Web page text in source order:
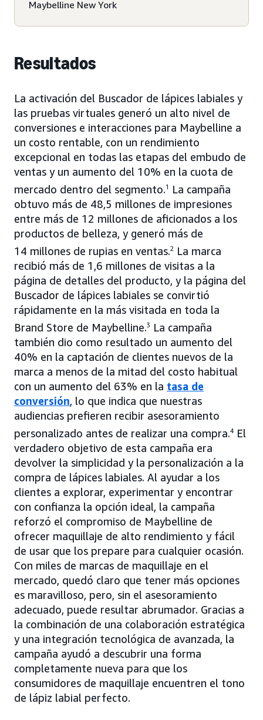
Maybelline New York
Resultados
La activación del Buscador de lápices labiales y
las pruebas virtuales generó un alto nivel de
conversiones e interacciones para Maybelline a
un costo rentable, con un rendimiento
excepcional en todas las etapas del embudo de
ventas y un aumento del 10% en la cuota de
mercado dentro del segmento.1
La campaña
obtuvo más de 48,5 millones de impresiones
entre más de 12 millones de aficionados a los
productos de belleza, y generó más de
14 millones de rupias en ventas.2
La marca
recibió más de 1,6 millones de visitas a la
página de detalles del producto, y la página del
Buscador de lápices labiales se convirtió
rápidamente en la más visitada en toda la
Brand Store de Maybelline.3
La campaña
también dio como resultado un aumento del
40% en la captación de clientes nuevos de la
marca a menos de la mitad del costo habitual
con un aumento del 63% en la tasa de
conversión, lo que indica que nuestras
audiencias prefieren recibir asesoramiento
personalizado antes de realizar una compra.4 El
verdadero objetivo de esta campaña era
devolver la simplicidad y la personalización a la
compra de lápices labiales. Al ayudar a los
clientes a explorar, experimentar y encontrar
con confianza la opción ideal, la campaña
reforzó el compromiso de Maybelline de
ofrecer maquillaje de alto rendimiento y fácil
de usar que los prepare para cualquier ocasión.
Con miles de marcas de maquillaje en el
mercado, quedó claro que tener más opciones
es maravilloso, pero, sin el asesoramiento
adecuado, puede resultar abrumador. Gracias a
la combinación de una colaboración estratégica
y una integración tecnológica de avanzada, la
campaña ayudó a descubrir una forma
completamente nueva para que los
consumidores de maquillaje encuentren el tono
de lápiz labial perfecto.